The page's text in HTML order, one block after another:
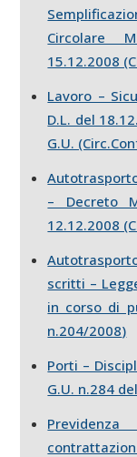
Circolare
15.12.2008
Lavoro –
D.L. del
G.U.
– Decreto
12.12.2008
scritti –
in corso di
n.204/2008)
Porti –
G.U. n.284